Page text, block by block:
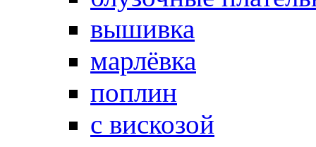
вышивка
марлёвка
поплин
с вискозой